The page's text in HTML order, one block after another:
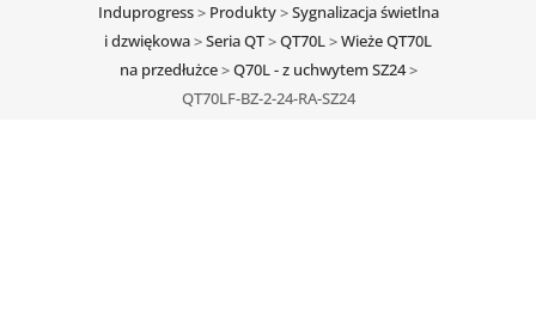
Induprogress> Produkty>Sygnalizacja świetlna
i dzwiękowa>Seria QT>QT70L>Wieże QT70L
na przedłużce>Q70L - z uchwytem SZ24>
QT70LF-BZ-2-24-RA-SZ24